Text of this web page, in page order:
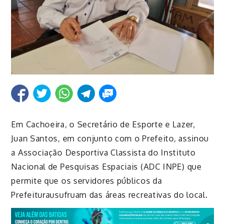
Em Cachoeira, o Secretário de Esporte e Lazer,
Juan Santos, em conjunto com o Prefeito, assinou
a Associação Desportiva Classista do Instituto
Nacional de Pesquisas Espaciais (ADC INPE) que
permite que os servidores públicos da
Prefeiturausufruam das áreas recreativas do local.